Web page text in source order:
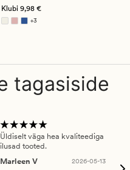
Klubi 9,98 €
+3
Saadaval rohkemates värvitoonides
tagasiside
Üldiselt väga hea kvaliteediga
ilusad tooted.
Marleen V
2026-05-13